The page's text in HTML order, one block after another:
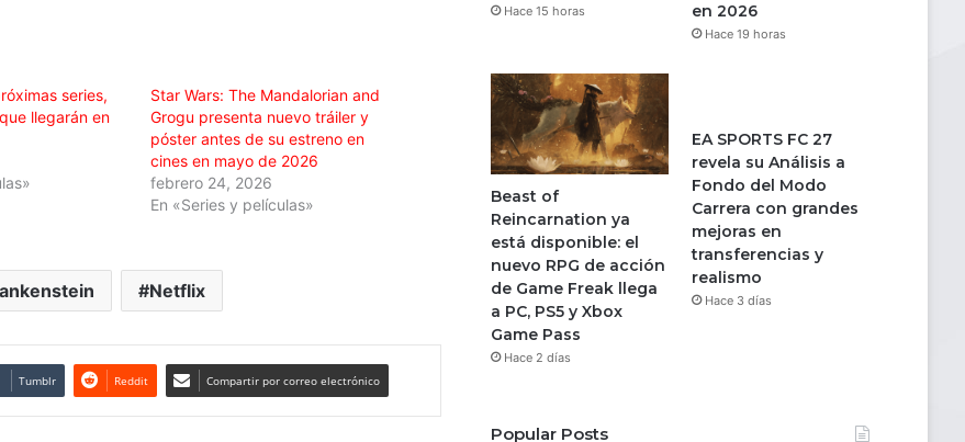
series,
llegarán en
Star Wars: The Mandalorian and
Grogu presenta nuevo tráiler y
póster antes de su estreno en
cines en mayo de 2026
febrero 24, 2026
En «Series y películas»
Netflix
Tumblr Reddit Compartir por correo electrónico
Hace 15 horas
en 2026
Hace 19 horas
Beast of
Reincarnation ya
está disponible: el
nuevo RPG de acción
de Game Freak llega
a PC, PS5 y Xbox
Game Pass
Hace 2 días
EA SPORTS FC 27
revela su Análisis a
Fondo del Modo
Carrera con grandes
mejoras en
transferencias y
realismo
Hace 3 días
Popular Posts